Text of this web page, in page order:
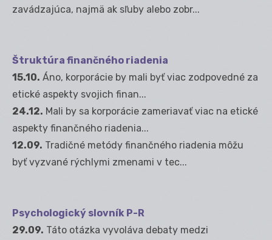
zavádzajúca, najmä ak sľuby alebo zobr...
Štruktúra finančného riadenia
15.10. Áno, korporácie by mali byť viac zodpovedné za
etické aspekty svojich finan...
24.12. Mali by sa korporácie zameriavať viac na etické
aspekty finančného riadenia...
12.09. Tradičné metódy finančného riadenia môžu
byť vyzvané rýchlymi zmenami v tec...
Psychologický slovník P-R
29.09. Táto otázka vyvoláva debaty medzi